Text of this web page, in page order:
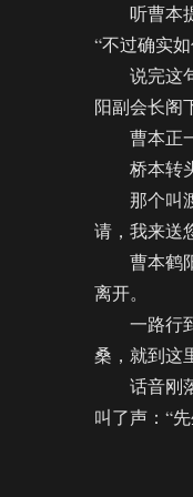
听曹本提
“不过确实
说完这句
阳副会长阁
曹本正一
桥本转头
那个叫渡
请，我来送
曹本鹤阳
离开。
一路行到
桑，就到这
话音刚落
叫了声：“